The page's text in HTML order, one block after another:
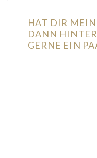
HAT DIR
DANN
GERNE EIN